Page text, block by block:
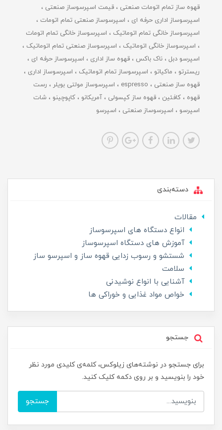
قهوه ساز تمام اتومات صنعتی
قیمت اسپرسوساز صنعتی
اسپرسوساز اداری حرفه ای
اسپرسوساز صنعتی تمام اتومات
اسپرسوساز خانگی تمام اتوماتیک
اسپرسوساز خانگی تمام اتومات
اسپرسوساز خانگی اتوماتیک
اسپرسوساز صنعتی تمام اتوماتیک
اسپرسو دبل
ناک باکس قهوه ساز اداری
اسپرسوساز حرفه ای
ریسترتو
ماکیاتو اسپرسوساز تمام اتوماتیک
اسپرسوساز اداری
قهوه ساز صنعتی
espresso اسپرسوساز مولتی بویلر
رست
قهوه
کافئین قهوه ساز کپسولی آمریکانو کاپوچینو
شات
اسپرسو
اسپرسوساز صنعتی اسپرسو
دسته‌بندی
مقالات
انواع دستگاه های اسپرسوساز
آموزش های دستگاه اسپرسوساز
شستشو و رسوب زدایی قهوه ساز و اسپرسو ساز
سلامت
آشنایی با انواع نوشیدنی
خواص مواد غذایی و خوراکی ها
جستجو
برای جستجو در نوشته‌های زیلوکس، کلمه‌ی کلیدی مورد نظر
خود را بنویسید و بر روی دکمه کلیک کنید.
جستجو